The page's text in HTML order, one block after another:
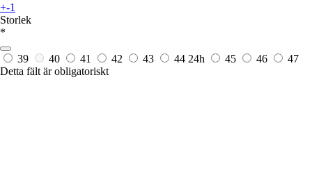
+-1
Storlek
*
39 40 41 42 43 44 24h 45 46
47
Detta fält är obligatoriskt